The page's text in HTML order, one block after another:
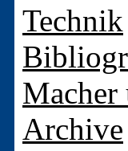
Technik
Macher
Archive